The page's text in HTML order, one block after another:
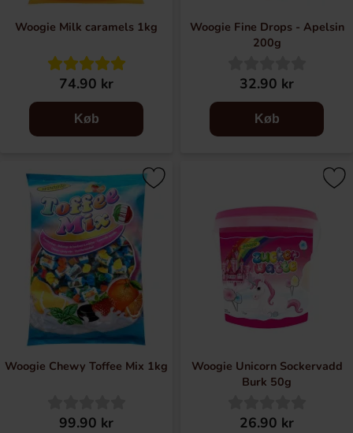
Woogie Milk caramels 1kg
74.90 kr
Køb
Woogie Fine Drops - Apelsin
200g
32.90 kr
Køb
Woogie Chewy Toffee Mix 1kg
99.90 kr
Woogie Unicorn Sockervadd
Burk 50g
26.90 kr